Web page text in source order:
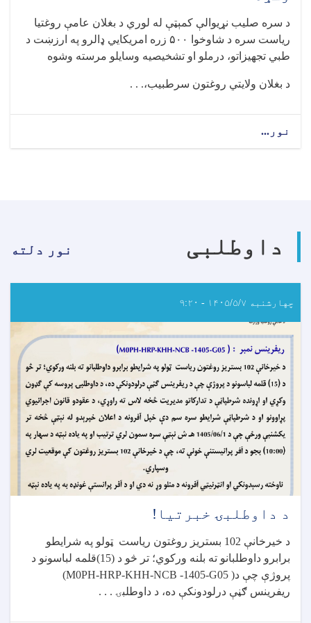
فارغ
شول
د سره صلیب نړیوالې کمېټې له لوري د بغلان عامې روغتیا
ریاست سره د شاوخوا ۵۰۰ زره امریکايي ډالرو په ارزښت د
طبي تجهیزاتو، درملو او تشخیصیه وسایلو مرسته وشوه
د بغلان ولایتي روغتون سرطبیب،. . .
نور...
روغتیا
ریاست
د
شاوخوا
زره
ډالرو
په
ارزښت
طبي
مرسته
وکړه
داوطلبی نور دلته
چهارشنبه ۱۴۰۵/۵/۷ - ۹:۲۰
د داوطلبۍ خبرتیا!
د خیرخانې 102 بستریز روغتون ریاست ټولو په شرایطو
برابرو داوطلبانو ته بلنه ورکوي؛ تر څو د (15)قلمه لباسونو د
پروژې چې د(M0PH-HRP-KHH-NCB -1405-G05 )
ریفرینس ګڼې درلودونکې ده، د داوطلبۍ . . .